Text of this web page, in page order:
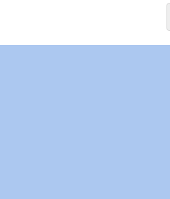
el siguiente tratamiento
y/o acceder a ella, uso de
utilizar perfiles para seleccionar
para la selección de
al público a través de
y mejora de los
e identificación mediante
y contenido, investigación de